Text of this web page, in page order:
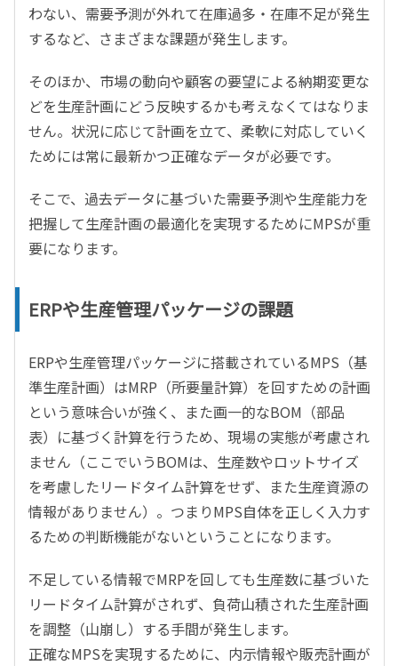
わない、需要予測が外れて在庫過多・在庫不足が発生
するなど、さまざまな課題が発生します。
そのほか、市場の動向や顧客の要望による納期変更な
どを生産計画にどう反映するかも考えなくてはなりま
せん。状況に応じて計画を立て、柔軟に対応していく
ためには常に最新かつ正確なデータが必要です。
そこで、過去データに基づいた需要予測や生産能力を
把握して生産計画の最適化を実現するためにMPSが重
要になります。
ERPや生産管理パッケージの課題
ERPや生産管理パッケージに搭載されているMPS（基
準生産計画）はMRP（所要量計算）を回すための計画
という意味合いが強く、また画一的なBOM（部品
表）に基づく計算を行うため、現場の実態が考慮され
ません（ここでいうBOMは、生産数やロットサイズ
を考慮したリードタイム計算をせず、また生産資源の
情報がありません）。つまりMPS自体を正しく入力す
るための判断機能がないということになります。
不足している情報でMRPを回しても生産数に基づいた
リードタイム計算がされず、負荷山積された生産計画
を調整（山崩し）する手間が発生します。
正確なMPSを実現するために、内示情報や販売計画が